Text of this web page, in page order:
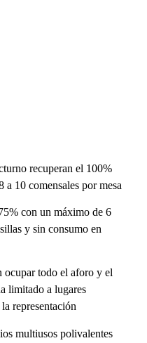
recuperan el 100%
10 comensales por mesa
con un máximo de 6
y sin consumo en
ocupar todo el aforo y el
limitado a lugares
representación
multiusos polivalentes